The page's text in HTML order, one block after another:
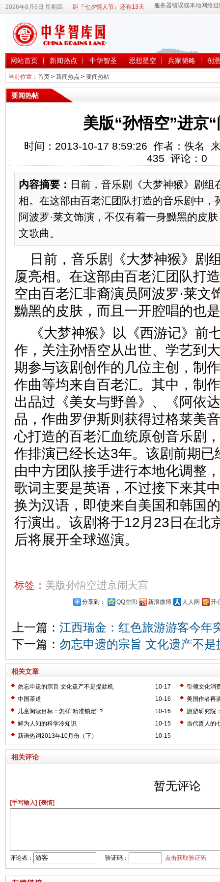
2026年8月6日 星期四 距『七夕情人节』还有13天
网站首页 新闻热点 中华智圣 思想星空 兵家韬略 创
当前位置： 首页> 新闻热点 > 要闻热帖
要闻热帖
美版“孙悟空”进京
时间：2013-10-17 8:59:26 作者：佚名
435 评论： 0
内容摘要： 日前，音乐剧《大梦神猴》剧组
相。在这部由百老汇团队打造的音乐剧中，
阿波罗·莱文饰演，不仅有着一身黝黑的皮
文歌曲。
日前，音乐剧《大梦神猴》剧
厦亮相。在这部由百老汇团队打
空由百老汇非裔演员阿波罗·莱文
黝黑的皮肤，而且一开腔唱的也
《大梦神猴》以《西游记》前
作，关注孙悟空从出世、学艺到
期参与该剧创作的几位主创，制
作曲等均来自百老汇。其中，制
出品过《美女与野兽》、《阿依
品，作曲罗伊斯则获得过格莱美
心打造的百老汇血统原创音乐剧
作排演已经长达3年。该剧前期已
由中方团队接手进行本地化调整
歌词主要是英语，不过接下来其
换为汉语，即使来自美国和韩国
行演出。该剧将于12月23日在北
后将展开全球巡演。
标签： 美版孙悟空进京闹天宫
分享到： QQ空间 新浪微博 人人网 开
上一篇： 江西瑞金：红色旅游游客今年
下一篇： 勿忘申遗的宗旨 文化遗产不是
相关文章
10-17
勿忘申遗的宗旨 文化遗产不是提款机
引领文化消
10-16
中国茶道
美国作者再
10-16
儿童阅读目标：怎样“精准锁定”？
旅游研究院
次
10-15
鲜为人知的科学冷知识
当代哲人的
10-15
新语热词2013年10月份（下）
相关评论
暂无评论
[手写输入] [表情]
评论者： 验证码： 点击获取验证码